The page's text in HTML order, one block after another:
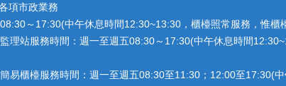
項市政業務
～17:30(中午休息時間12:30~13:30，櫃檯照常服務，惟
理站服務時間：週一至週五08:30～17:30(中午休息時間
易櫃檯服務時間：週一至週五08:30至11:30；12:00至17:30(